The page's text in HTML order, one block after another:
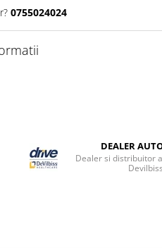
0755024024
DEALER
Dealer si distribuitor
Devilbiss